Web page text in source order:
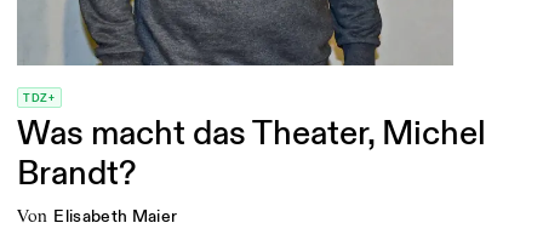
TDZ+
Was macht das Theater, Michel
Brandt?
von Elisabeth Maier